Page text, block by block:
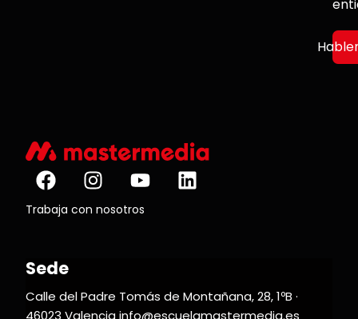
Trabaja con nosotros
Sede
Calle del Padre Tomás de Montañana, 28, 1ºB ·
46023 Valencia info@escuelamastermedia.es